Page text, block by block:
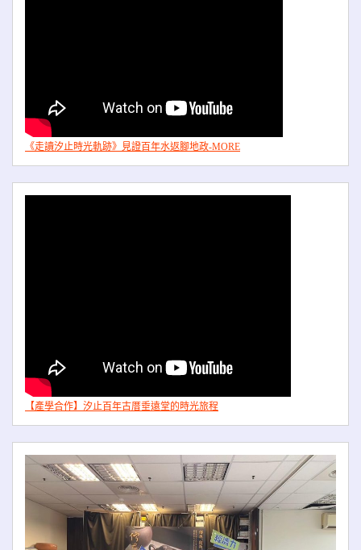
《走讀汐止時光軌跡》見證百年水返腳地政-MORE
【產學合作】汐止百年古厝垂遠堂的時光旅程